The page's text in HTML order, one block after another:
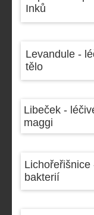
Inků
Levandule -
tělo
Libeček -
maggi
bakterií